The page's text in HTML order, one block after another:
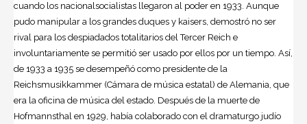
cuando los nacionalsocialistas llegaron al poder en 1933. Aunque
pudo manipular a los grandes duques y kaisers, demostró no ser
rival para los despiadados totalitarios del Tercer Reich e
involuntariamente se permitió ser usado por ellos por un tiempo. Así,
de 1933 a 1935 se desempeñó como presidente de la
Reichsmusikkammer (Cámara de música estatal) de Alemania, que
era la oficina de música del estado. Después de la muerte de
Hofmannsthal en 1929, había colaborado con el dramaturgo judío